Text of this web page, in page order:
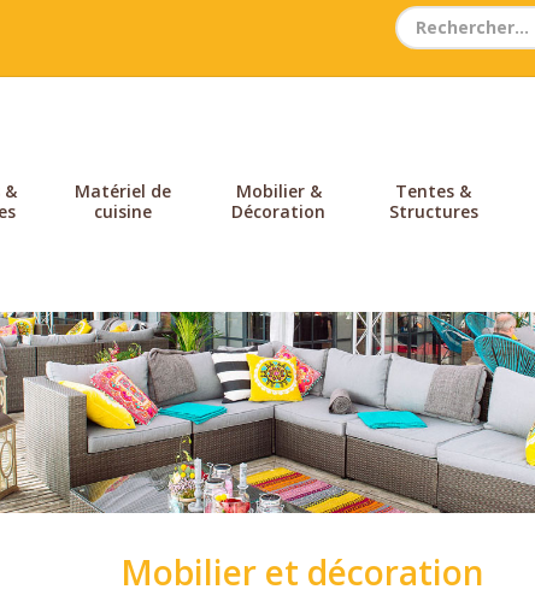
Search
&
Matériel de
cuisine
Mobilier &
Décoration
Tentes &
Structures
Mobilier et décoration